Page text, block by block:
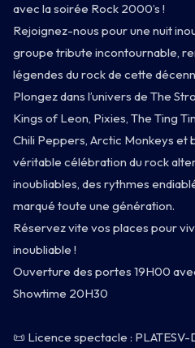
CARNET
BATEAU
CARTE
INFOS
3 PORT DE LA GARE · 75013
avec la soirée Rock 2000’s !
Rejoignez-nous pour une nuit
groupe tribute incontournable,
légendes du rock de cette
Plongez dans l’univers de The
Kings of Leon, Pixies, The Ting
Chili Peppers, Arctic Monkeys et
véritable célébration du rock
inoubliables, des rythmes
marqué toute une génération.
Réservez vite vos places pour
inoubliable !
Ouverture des portes 19H00
Showtime 20H30
📜 Licence spectacle :